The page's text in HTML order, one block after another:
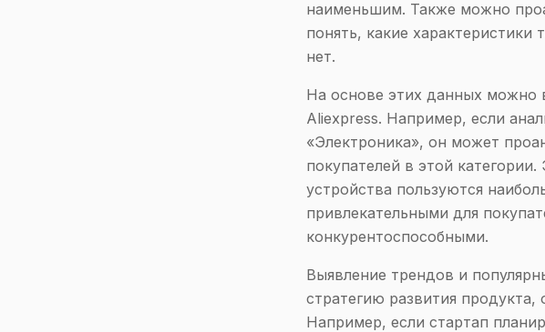
наименьшим. Также можно
понять, какие
нет.
На основе этих данных можно
Aliexpress. Например, если
«Электроника», он может
покупателей в этой
устройства пользуются
привлекательными для
конкурентоспособными.
Выявление трендов и
стратегию развития
Например, если стартап